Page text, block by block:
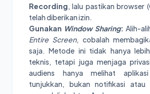
Recording, lalu pastikan browser
telah diberikan izin.
Gunakan Window Sharing: Alih-
Entire Screen, cobalah
saja. Metode ini tidak hanya
teknis, tetapi juga menjaga
audiens hanya melihat
tunjukkan, bukan notifikasi atau